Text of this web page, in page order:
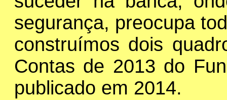
segurança, preocupa
construímos dois
Contas de 2013 do
publicado em 2014.